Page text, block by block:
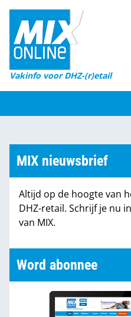
Vakinfo voor DHZ-(r)etail
Home
Magazines
DHZ Sessie
Marktcijfers
Partners
MIX nieuwsbrief
Altijd op de hoogte van
DHZ-retail. Schrijf je nu
van MIX.
Word abonnee